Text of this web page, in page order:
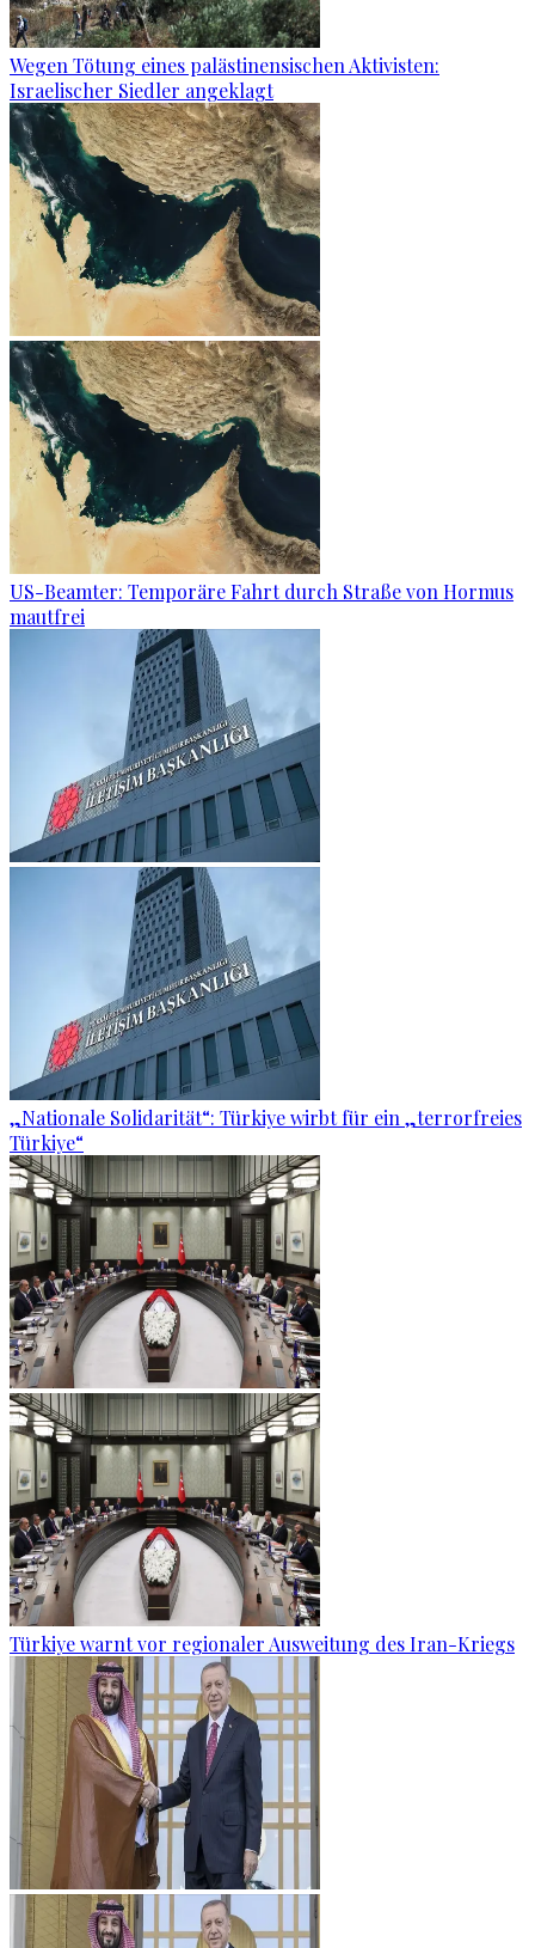
Wegen Tötung eines palästinensischen Aktivisten:
Israelischer Siedler angeklagt
US-Beamter: Temporäre Fahrt durch Straße von Hormus
mautfrei
„Nationale Solidarität“: Türkiye wirbt für ein „terrorfreies
Türkiye“
Türkiye warnt vor regionaler Ausweitung des Iran-Kriegs